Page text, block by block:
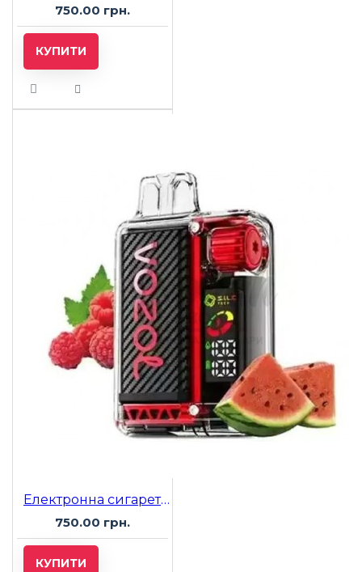
750.00 грн.
КУПИТИ
Електронна сигарета Vozol 20000 Raspberry Watermelon (Малина Арбуз)
750.00 грн.
КУПИТИ